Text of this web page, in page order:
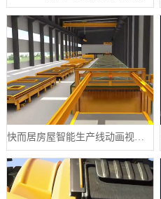
快而居房屋智能生产线动画视频案例